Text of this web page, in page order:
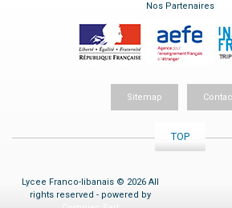
Nos Partenaires
Sitemap
TOP
Lycee Franco-libanais © 2026 All
rights reserved - powered by